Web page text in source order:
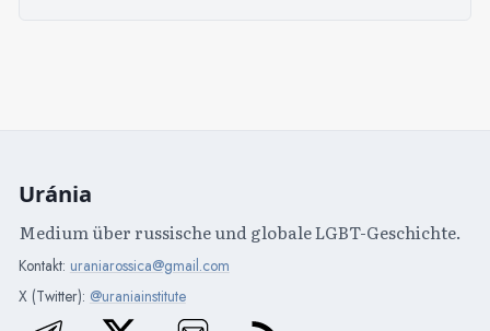
Uránia
Medium über russische und globale LGBT-Geschichte.
Kontakt: uraniarossica@gmail.com
X (Twitter): @uraniainstitute